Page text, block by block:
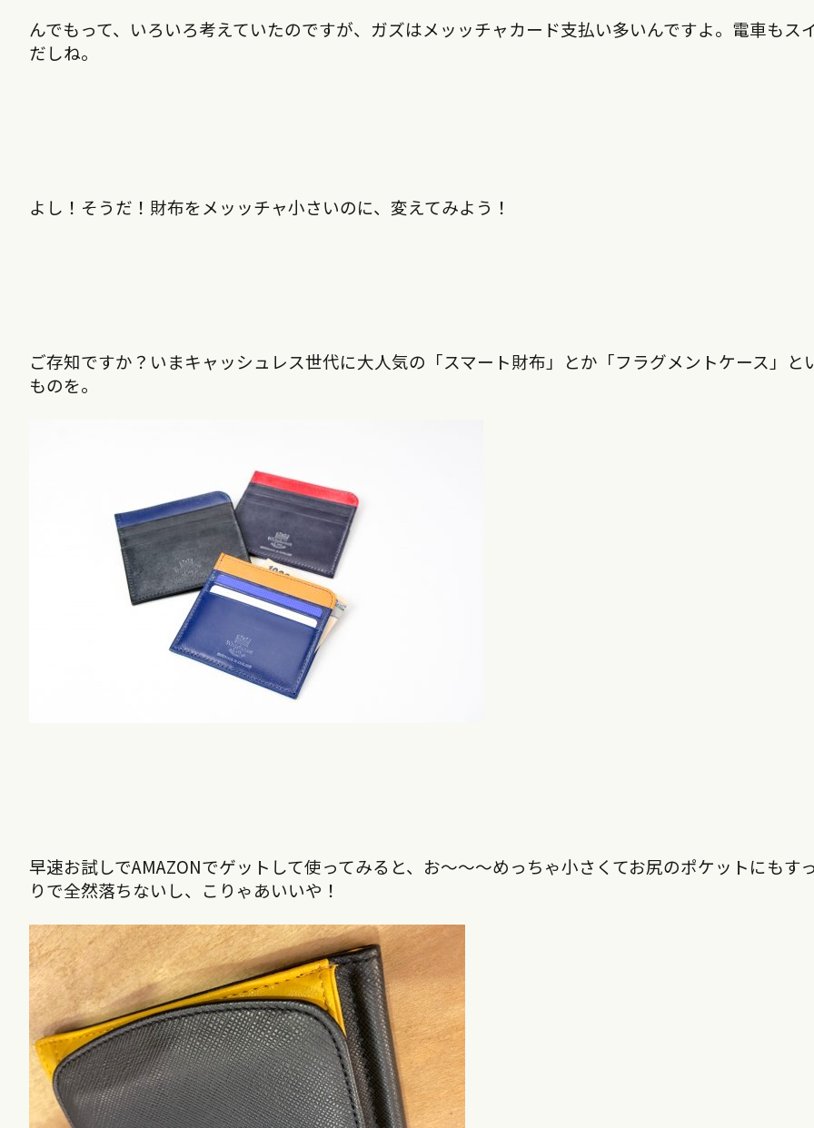
んでもって、いろいろ考えていたのですが、ガズはメッッチャカード支払い多いんですよ。電車もス
だしね。
よし！そうだ！財布をメッッチャ小さいのに、変えてみよう！
ご存知ですか？いまキャッシュレス世代に大人気の「スマート財布」とか「フラグメントケース」と
ものを。
早速お試しでAMAZONでゲットして使ってみると、お～～～めっちゃ小さくてお尻のポケットにもす
りで全然落ちないし、こりゃあいいや！